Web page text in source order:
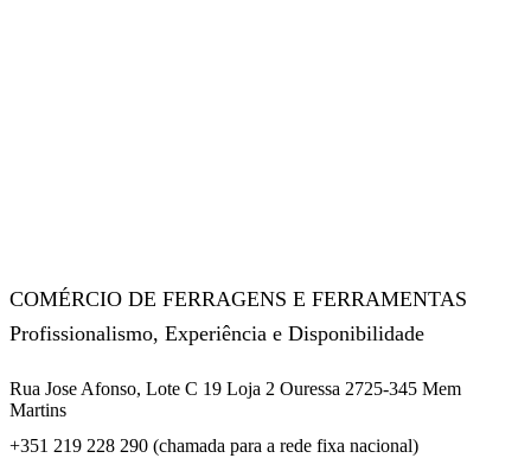
COMÉRCIO DE FERRAGENS E FERRAMENTAS
Profissionalismo, Experiência e Disponibilidade
Rua Jose Afonso, Lote C 19 Loja 2 Ouressa 2725-345 Mem
Martins
+351 219 228 290 (chamada para a rede fixa nacional)